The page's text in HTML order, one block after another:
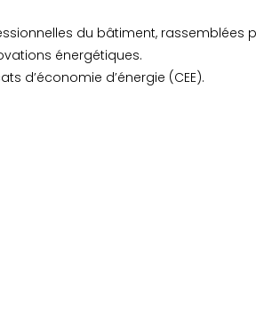
du bâtiment, rassemblées
énergétiques.
d’économie d’énergie (CEE).